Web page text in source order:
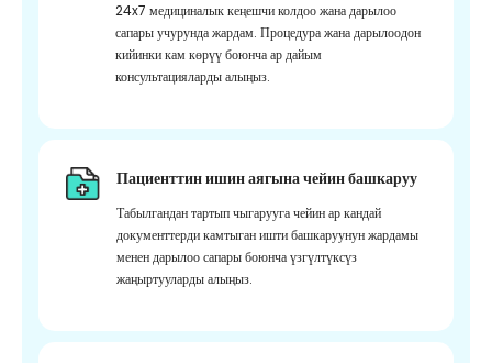
24x7 медициналык кеңешчи колдоо жана дарылоо
сапары учурунда жардам. Процедура жана дарылоодон
кийинки кам көрүү боюнча ар дайым
консультацияларды алыңыз.
Пациенттин ишин аягына чейин башкаруу
Табылгандан тартып чыгарууга чейин ар кандай
документтерди камтыган ишти башкаруунун жардамы
менен дарылоо сапары боюнча үзгүлтүксүз
жаңыртууларды алыңыз.